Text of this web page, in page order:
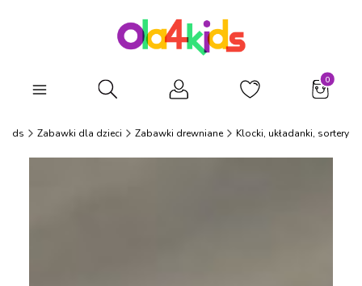
Otwórz wyszukiwarkę
Zabawki dla dzieci Zabawki drewniane Klocki, układanki, sortery